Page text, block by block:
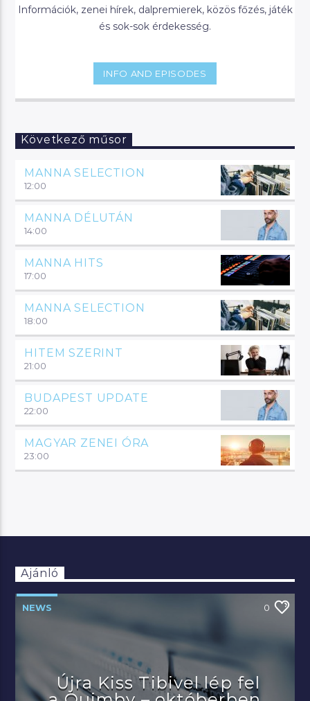
Információk, zenei hírek, dalpremierek, közös főzés, játék
és sok-sok érdekesség.
INFO AND EPISODES
Következő műsor
MANNA SELECTION
12:00
MANNA DÉLUTÁN
14:00
MANNA HITS
17:00
MANNA SELECTION
18:00
HITEM SZERINT
21:00
BUDAPEST UPDATE
22:00
MAGYAR ZENEI ÓRA
23:00
Ajánló
NEWS 0
Újra Kiss Tibivel lép fel